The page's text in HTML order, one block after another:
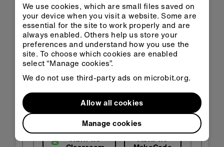
Abrir no Abrir no
We use cookies, which are small files saved on
your device when you visit a website. Some are
essential for the site to work properly and are
always enabled. Others help us store your
preferences and understand how you use the
site. To choose which cookies are enabled
select “Manage cookies”.
We do not use third-party ads on microbit.org.
Manage cookies
Allow all cookies